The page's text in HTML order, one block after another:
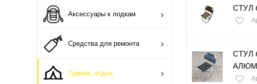
Аксессуары к лодкам
Средства для ремонта
Туризм, отдых
СТУЛ
СТУЛ